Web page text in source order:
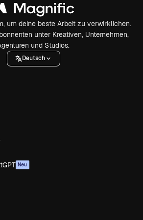
um deine beste Arbeit zu verwirklichen.
unter Kreativen, Unternehmen,
und Studios.
Deutsch
Neu